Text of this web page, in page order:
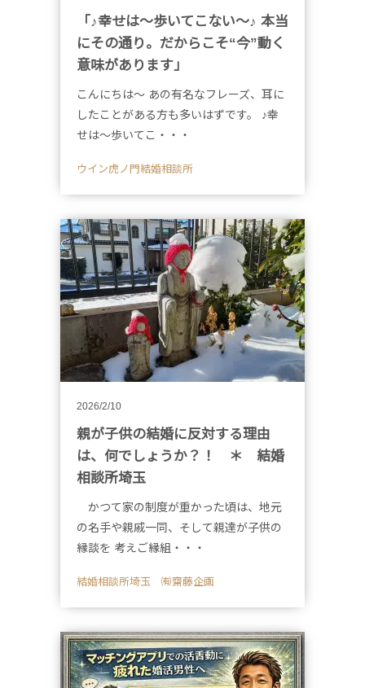
「♪幸せは～歩いてこない～♪ 本当
にその通り。だからこそ“今”動く
意味があります」
こんにちは～ あの有名なフレーズ、耳に
したことがある方も多いはずです。 ♪幸
せは～歩いてこ・・・
ウイン虎ノ門結婚相談所
2026/2/10
親が子供の結婚に反対する理由
は、何でしょうか？！ ＊ 結婚
相談所埼玉
かつて家の制度が重かった頃は、地元
の名手や親戚一同、そして親達が子供の
縁談を 考えご縁組・・・
結婚相談所埼玉 ㈲齋藤企画